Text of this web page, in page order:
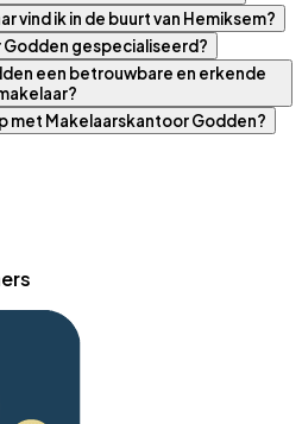
vind ik in de buurt van Hemiksem?
Godden gespecialiseerd?
een betrouwbare en erkende
met Makelaarskantoor Godden?